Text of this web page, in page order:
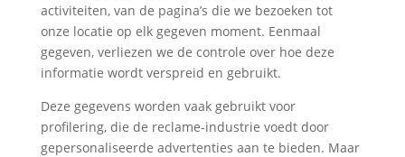
activiteiten, van de pagina’s die we bezoeken tot
onze locatie op elk gegeven moment. Eenmaal
gegeven, verliezen we de controle over hoe deze
informatie wordt verspreid en gebruikt.
Deze gegevens worden vaak gebruikt voor
profilering, die de reclame-industrie voedt door
gepersonaliseerde advertenties aan te bieden. Maar